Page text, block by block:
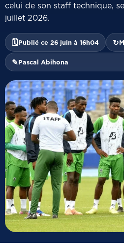
celui de son staff technique,
juillet 2026.
🗓Publié ce 26 juin à 16h04 ↻
✎Pascal Abihona